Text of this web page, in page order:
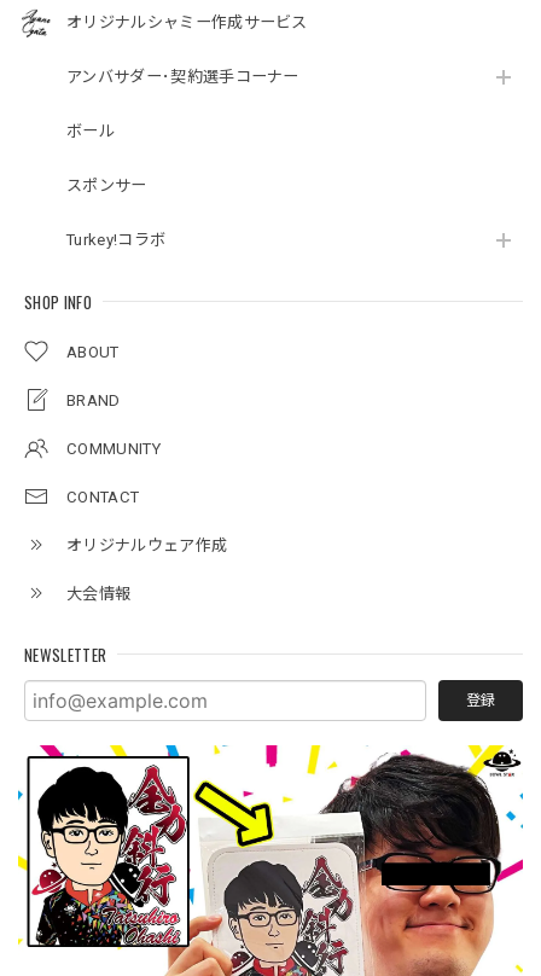
オリジナルシャミー作成サービス
アンバサダー･契約選手コーナー
ボール
スポンサー
Turkey!コラボ
SHOP INFO
ABOUT
BRAND
COMMUNITY
CONTACT
オリジナルウェア作成
大会情報
NEWSLETTER
登録